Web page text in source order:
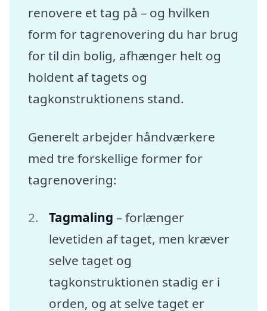
renovere et tag på – og hvilken
form for tagrenovering du har brug
for til din bolig, afhænger helt og
holdent af tagets og
tagkonstruktionens stand.
Generelt arbejder håndværkere
med tre forskellige former for
tagrenovering:
Tagmaling – forlænger
levetiden af taget, men kræver
selve taget og
tagkonstruktionen stadig er i
orden, og at selve taget er